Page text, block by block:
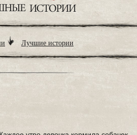
Лучшие истории